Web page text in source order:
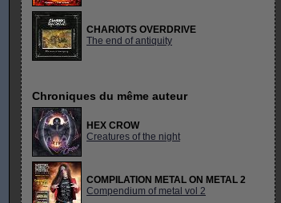
CHARIOTS OVERDRIVE
The end of antiquity
Chroniques du même auteur
HEX CROW
Creatures of the night
COMPILATION METAL ON METAL 2
Compendium of metal vol 2